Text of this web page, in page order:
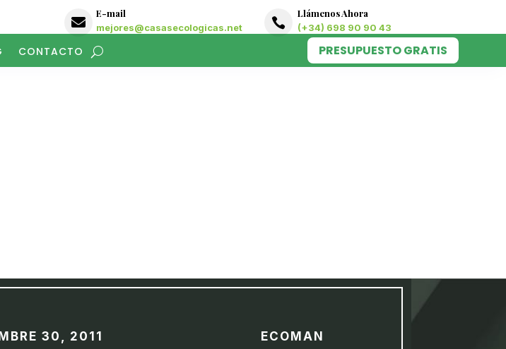

E-mail
mejores@casasecologicas.net 
Llámenos Ahora
(+34) 698 90 90 43
CONTACTO PRESUPUESTO GRATIS
30, 2011 ECOMAN